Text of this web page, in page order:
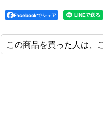
Facebookでシェア
この商品を買った人は、